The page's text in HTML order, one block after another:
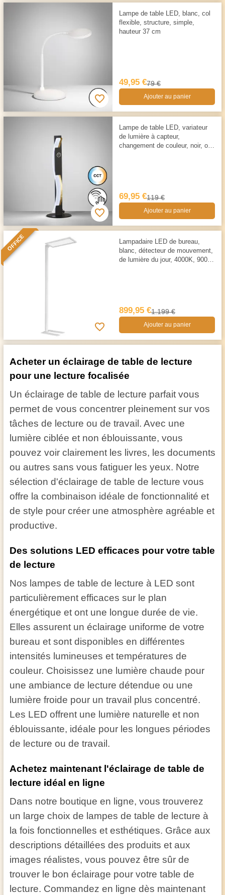
Lampe de table LED, blanc, col
flexible, structure, simple,
hauteur 37 cm
49,95 €79 €
Ajouter au panier
Lampe de table LED, variateur
de lumière à capteur,
changement de couleur, noir, or,
69,95 €119 €
Ajouter au panier
OFFICE
Lampadaire LED de bureau,
blanc, détecteur de mouvement,
de lumière du jour, 4000K, 9000
899,95 €1.199 €
Ajouter au panier
Acheter un éclairage de table de lecture
pour une lecture focalisée
Un éclairage de table de lecture parfait vous
permet de vous concentrer pleinement sur vos
tâches de lecture ou de travail. Avec une
lumière ciblée et non éblouissante, vous
pouvez voir clairement les livres, les documents
ou autres sans vous fatiguer les yeux. Notre
sélection d'éclairage de table de lecture vous
offre la combinaison idéale de fonctionnalité et
de style pour créer une atmosphère agréable et
productive.
Des solutions LED efficaces pour votre table
de lecture
Nos lampes de table de lecture à LED sont
particulièrement efficaces sur le plan
énergétique et ont une longue durée de vie.
Elles assurent un éclairage uniforme de votre
bureau et sont disponibles en différentes
intensités lumineuses et températures de
couleur. Choisissez une lumière chaude pour
une ambiance de lecture détendue ou une
lumière froide pour un travail plus concentré.
Les LED offrent une lumière naturelle et non
éblouissante, idéale pour les longues périodes
de lecture ou de travail.
Achetez maintenant l'éclairage de table de
lecture idéal en ligne
Dans notre boutique en ligne, vous trouverez
un large choix de lampes de table de lecture à
la fois fonctionnelles et esthétiques. Grâce aux
descriptions détaillées des produits et aux
images réalistes, vous pouvez être sûr de
trouver le bon éclairage pour votre table de
lecture. Commandez en ligne dès maintenant